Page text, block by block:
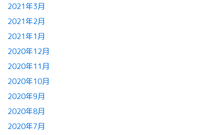
2021年3月
2021年2月
2021年1月
2020年12月
2020年11月
2020年10月
2020年9月
2020年8月
2020年7月